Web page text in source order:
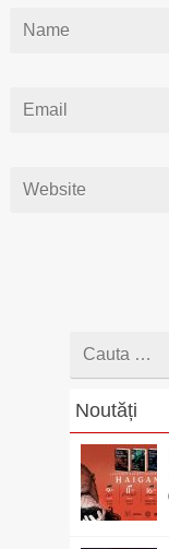
Cauta
Noutăți